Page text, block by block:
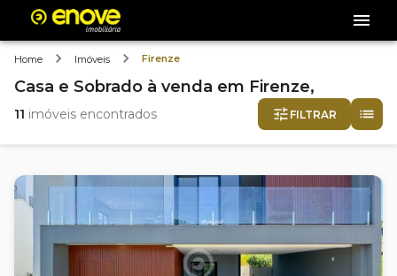
Home Imóveis Firenze
Casa e Sobrado à venda em Firenze,
11 imóveis encontrados FILTRAR